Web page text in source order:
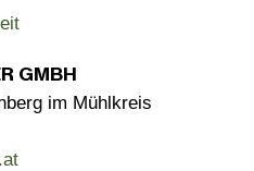
GMBH
im Mühlkreis